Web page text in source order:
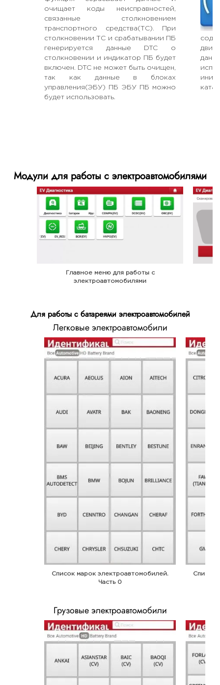
очищает коды неисправностей,
связанные столкновением
транспортного средства(ТС). При
столкновении ТС и срабатывании ПБ
генерируется данные DTC о
столкновении и индикатор ПБ будет
включен. DTC не может быть очищен,
так как данные в блоках
управления(ЭБУ) ПБ ЭБУ ПБ можно
будет использовать.
Модули для работы с электроавтомобилями
Главное меню для работы с
электроавтомобилями
Для работы с батареями электроавтомобилей
Легковые электроавтомобили
Список марок электроавтомобилей.
Часть 0
Список
Грузовые электроавтомобили